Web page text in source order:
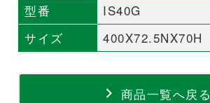
型番
IS40G
サイズ
400X72.5NX70H
商品一覧へ戻る